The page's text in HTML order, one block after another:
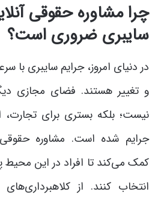
چرا مشاوره حقوقی
سایبری ضروری است؟
در دنیای امروز، جرایم سایبری با
و تغییر هستند. فضای مجازی
نیست؛ بلکه بستری برای تجارت،
جرایم شده است. مشاوره حقوقی
کمک می‌کند تا افراد در این محیط
انتخاب کنند. از